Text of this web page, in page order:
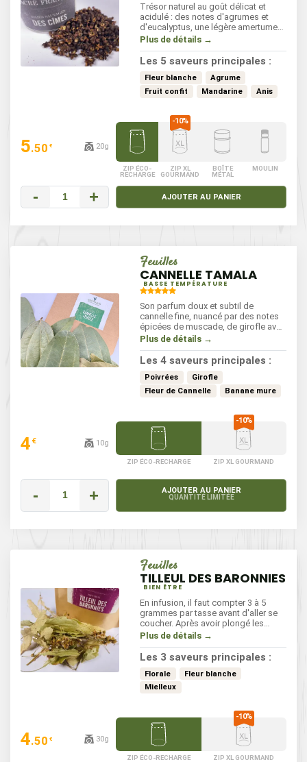
Trésor naturel au goût délicat et
acidulé : des notes d'agrumes et
d'eucalyptus, une légère amertume
et un final anisé. Le piquant est bref
persistantes. Ces baies se marient
parfaitement avec des desserts, des
sauces ou des vinaigrettes.
Plus de détails →
Les 5 saveurs principales :
Fleur blanche
Agrume
Fruit confit
Mandarine Anis
5.50 € 20g
ZIP ÉCO-
RECHARGE
ZIP XL
GOURMAND
BOÎTE
MÉTAL
MOULIN
- + AJOUTER AU PANIER
Feuilles
CANNELLE TAMALA
BASSE TEMPÉRATURE
Son parfum doux et subtil de
cannelle fine, nuancé par des notes
épicées de muscade, de girofle avec
une surprenante finale poivrée aux
éclipsée par son écorce, elle est
moins sucrée que le bâton, elle
déploie une complexité aromatique
fascinante qui rappelle les sous-
Plus de détails →
Les 4 saveurs principales :
Poivrées
Girofle
Fleur de Cannelle
Banane mure
4 € 10g
ZIP ÉCO-RECHARGE ZIP XL GOURMAND
- + AJOUTER AU PANIER
QUANTITÉ LIMITÉE
Feuilles
TILLEUL DES BARONNIES
BIEN ÊTRE
En infusion, il faut compter 3 à 5
grammes par tasse avant d'aller se
coucher. Après avoir plongé les
feuilles dans de l'eau frémissante,
Plus de détails →
Les 3 saveurs principales :
Florale
Fleur blanche
Mielleux
4.50 € 30g
ZIP ÉCO-RECHARGE ZIP XL GOURMAND